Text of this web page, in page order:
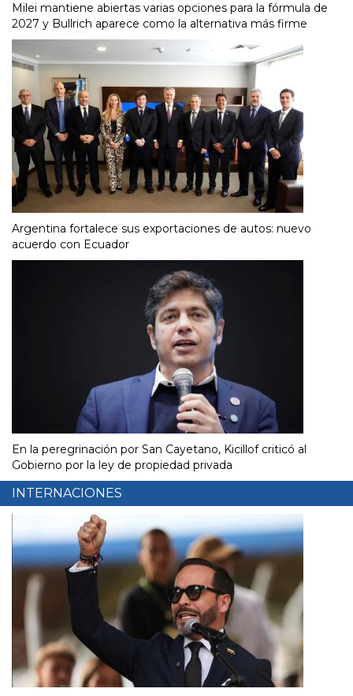
Milei mantiene abiertas varias opciones para la fórmula de
2027 y Bullrich aparece como la alternativa más firme
Argentina fortalece sus exportaciones de autos: nuevo
acuerdo con Ecuador
En la peregrinación por San Cayetano, Kicillof criticó al
Gobierno por la ley de propiedad privada
INTERNACIONES